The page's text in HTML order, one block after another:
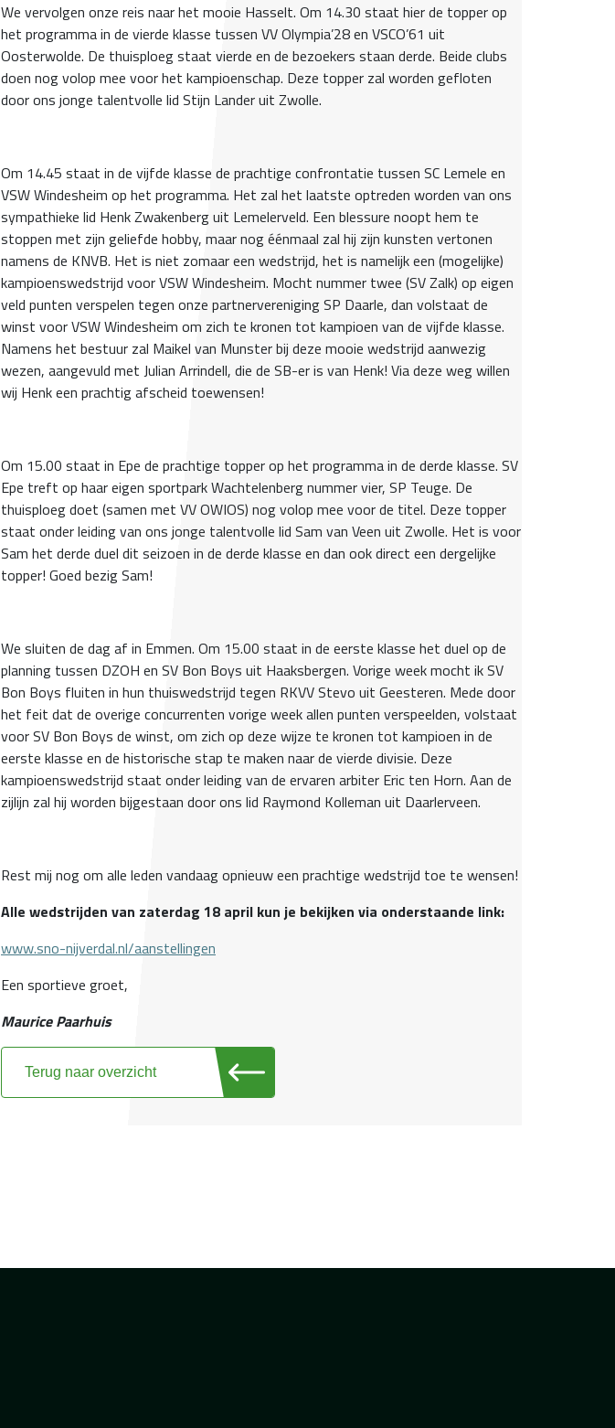
We vervolgen onze reis naar het mooie Hasselt. Om 14.30 staat hier de topper op
het programma in de vierde klasse tussen VV Olympia’28 en VSCO’61 uit
Oosterwolde. De thuisploeg staat vierde en de bezoekers staan derde. Beide clubs
doen nog volop mee voor het kampioenschap. Deze topper zal worden gefloten
door ons jonge talentvolle lid Stijn Lander uit Zwolle.
Om 14.45 staat in de vijfde klasse de prachtige confrontatie tussen SC Lemele en
VSW Windesheim op het programma. Het zal het laatste optreden worden van ons
sympathieke lid Henk Zwakenberg uit Lemelerveld. Een blessure noopt hem te
stoppen met zijn geliefde hobby, maar nog éénmaal zal hij zijn kunsten vertonen
namens de KNVB. Het is niet zomaar een wedstrijd, het is namelijk een (mogelijke)
kampioenswedstrijd voor VSW Windesheim. Mocht nummer twee (SV Zalk) op eigen
veld punten verspelen tegen onze partnervereniging SP Daarle, dan volstaat de
winst voor VSW Windesheim om zich te kronen tot kampioen van de vijfde klasse.
Namens het bestuur zal Maikel van Munster bij deze mooie wedstrijd aanwezig
wezen, aangevuld met Julian Arrindell, die de SB-er is van Henk! Via deze weg willen
wij Henk een prachtig afscheid toewensen!
Om 15.00 staat in Epe de prachtige topper op het programma in de derde klasse. SV
Epe treft op haar eigen sportpark Wachtelenberg nummer vier, SP Teuge. De
thuisploeg doet (samen met VV OWIOS) nog volop mee voor de titel. Deze topper
staat onder leiding van ons jonge talentvolle lid Sam van Veen uit Zwolle. Het is voor
Sam het derde duel dit seizoen in de derde klasse en dan ook direct een dergelijke
topper! Goed bezig Sam!
We sluiten de dag af in Emmen. Om 15.00 staat in de eerste klasse het duel op de
planning tussen DZOH en SV Bon Boys uit Haaksbergen. Vorige week mocht ik SV
Bon Boys fluiten in hun thuiswedstrijd tegen RKVV Stevo uit Geesteren. Mede door
het feit dat de overige concurrenten vorige week allen punten verspeelden, volstaat
voor SV Bon Boys de winst, om zich op deze wijze te kronen tot kampioen in de
eerste klasse en de historische stap te maken naar de vierde divisie. Deze
kampioenswedstrijd staat onder leiding van de ervaren arbiter Eric ten Horn. Aan de
zijlijn zal hij worden bijgestaan door ons lid Raymond Kolleman uit Daarlerveen.
Rest mij nog om alle leden vandaag opnieuw een prachtige wedstrijd toe te wensen!
Alle wedstrijden van zaterdag 18 april kun je bekijken via onderstaande link:
www.sno-nijverdal.nl/aanstellingen
Een sportieve groet,
Maurice Paarhuis
Terug naar overzicht